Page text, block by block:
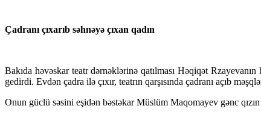
Çadranı çıxarıb səhnəyə çıxan qadın
Bakıda həvəskar teatr dərnəklərinə qatılması Həqiqət
gedirdi. Evdən çadra ilə çıxır, teatrın qarşısında çadranı açıb
Onun güclü səsini eşidən bəstəkar Müslüm Maqomayev gənc